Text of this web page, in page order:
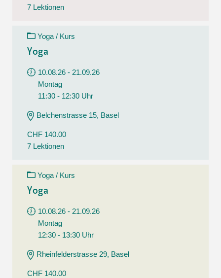
7 Lektionen
Yoga / Kurs
Yoga
10.08.26 - 21.09.26
Montag
11:30 - 12:30 Uhr
Belchenstrasse 15, Basel
CHF 140.00
7 Lektionen
Yoga / Kurs
Yoga
10.08.26 - 21.09.26
Montag
12:30 - 13:30 Uhr
Rheinfelderstrasse 29, Basel
CHF 140.00